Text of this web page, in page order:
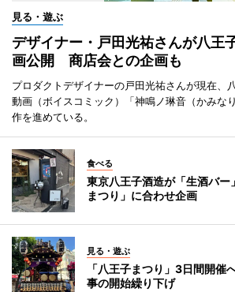
見る・遊ぶ
デザイナー・戸田光祐さんが八王
画公開 商店会との企画も
プロダクトデザイナーの戸田光祐さんが現在、
動画（ボイスコミック）「神鳴ノ琳音（かみな
作を進めている。
食べる
東京八王子酒造が「生酒バ
まつり」に合わせ企画
見る・遊ぶ
「八王子まつり」3日間開
事の開始繰り下げ